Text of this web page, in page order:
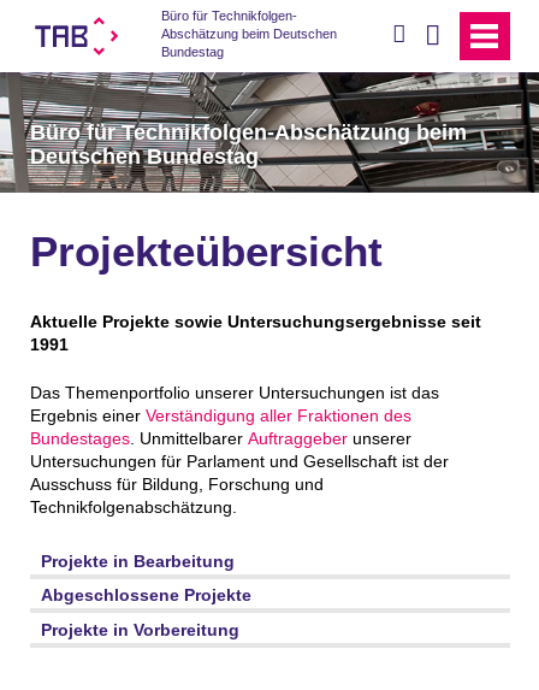
Büro für Technikfolgen-
Abschätzung beim Deutschen
Bundestag
Büro für Technikfolgen-Abschätzung beim
Deutschen Bundestag
Projekteübersicht
Aktuelle Projekte sowie Untersuchungsergebnisse seit
1991
Das Themenportfolio unserer Untersuchungen ist das
Ergebnis einer Verständigung aller Fraktionen des
Bundestages. Unmittelbarer Auftraggeberunserer
Untersuchungen für Parlament und Gesellschaft ist der
Ausschuss für Bildung, Forschung und
Technikfolgenabschätzung.
Projekte in Bearbeitung
Abgeschlossene Projekte
Projekte in Vorbereitung